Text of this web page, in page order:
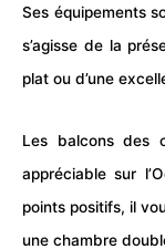
Ses équipements
s’agisse de la
plat ou d’une
Les balcons des
appréciable sur
points positifs, il
une chambre